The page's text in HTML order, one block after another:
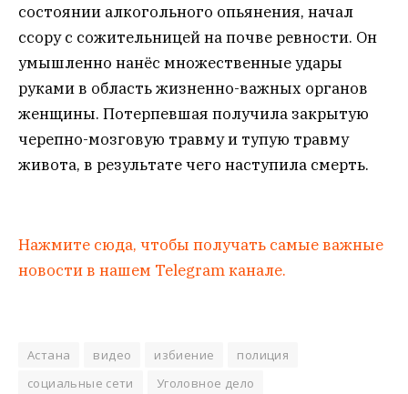
состоянии алкогольного опьянения, начал
ссору с сожительницей на почве ревности. Он
умышленно нанёс множественные удары
руками в область жизненно-важных органов
женщины. Потерпевшая получила закрытую
черепно-мозговую травму и тупую травму
живота, в результате чего наступила смерть.
Нажмите сюда, чтобы получать самые важные
новости в нашем Telegram канале.
Астана видео избиение
полиция
социальные сети
Уголовное дело